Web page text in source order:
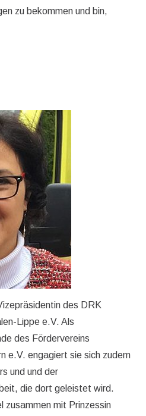
zu bekommen und bin,
des DRK
Lippe e.V. Als
des Fördervereins
e.V. engagiert sie sich zudem
und und der
die dort geleistet wird.
zusammen mit Prinzessin